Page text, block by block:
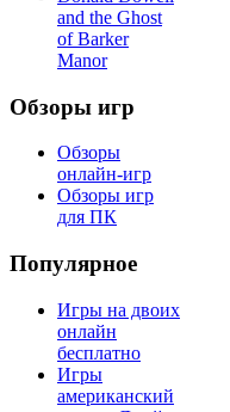
and the Ghost
of Barker
Manor
Обзоры игр
Обзоры
онлайн-игр
Обзоры игр
для ПК
Популярное
Игры на двоих
онлайн
бесплатно
Игры
американский